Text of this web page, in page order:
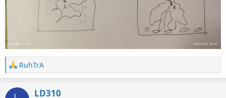
感覺自己又行了(應該是自我感覺良好吧)
今年想說趁著生日快到了，送給自己一個小小的禮物，也
算邊買邊等邊開缸
，而原本的45立方缸就降級設備變
成了新進珊瑚的檢疫缸。
首先先說一下主要硬體設備
R
e
RuhTrA
LD310